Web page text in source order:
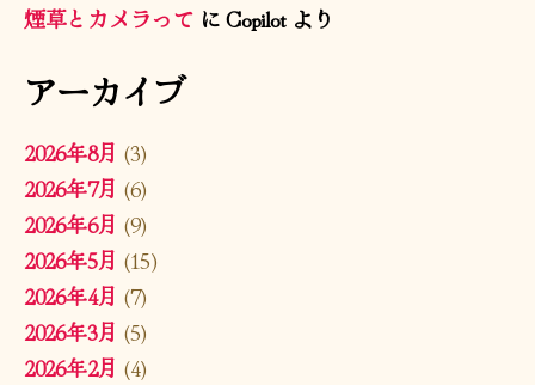
煙草とカメラってにCopilotより
アーカイブ
2026年8月 (3)
2026年7月 (6)
2026年6月 (9)
2026年5月 (15)
2026年4月 (7)
2026年3月 (5)
2026年2月 (4)